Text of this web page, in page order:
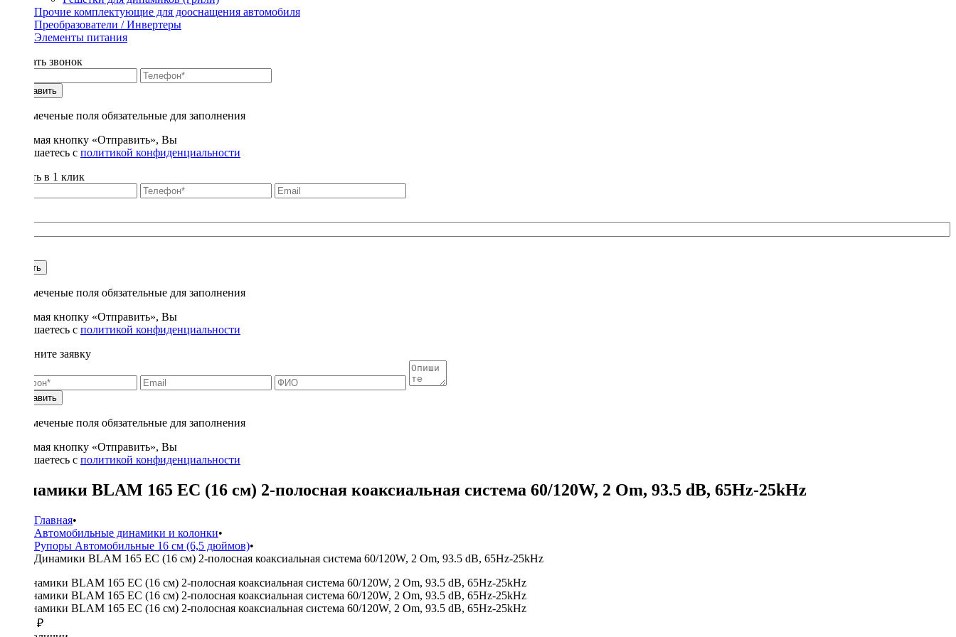
Прочие комплектующие для дооснащения автомобиля
Преобразователи / Инвертеры
Элементы питания
Заказать звонок
Отправить
* - отмеченые поля обязательные для заполнения
Нажимая кнопку «Отправить», Вы
соглашаетесь с политикой конфиденциальности
Купить в 1 клик
Купить
* - отмеченые поля обязательные для заполнения
Нажимая кнопку «Отправить», Вы
соглашаетесь с политикой конфиденциальности
Заполните заявку
Отправить
* - отмеченые поля обязательные для заполнения
Нажимая кнопку «Отправить», Вы
соглашаетесь с политикой конфиденциальности
Динамики BLAM 165 EC (16 см) 2-полосная коаксиальная система 60/120W, 2 Om, 93.5 dB, 65Hz-25kHz
Главная•
Автомобильные динамики и колонки•
Рупоры Автомобильные 16 см (6,5 дюймов)•
Динамики BLAM 165 EC (16 см) 2-полосная коаксиальная система 60/120W, 2 Om, 93.5 dB, 65Hz-25kHz
11990 ₽